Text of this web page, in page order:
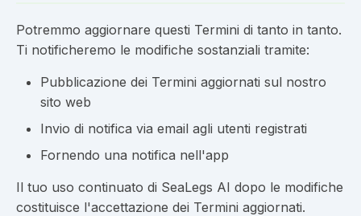
Potremmo aggiornare questi Termini di tanto in tanto.
Ti notificheremo le modifiche sostanziali tramite:
Pubblicazione dei Termini aggiornati sul nostro
sito web
Invio di notifica via email agli utenti registrati
Fornendo una notifica nell'app
Il tuo uso continuato di SeaLegs AI dopo le modifiche
costituisce l'accettazione dei Termini aggiornati.